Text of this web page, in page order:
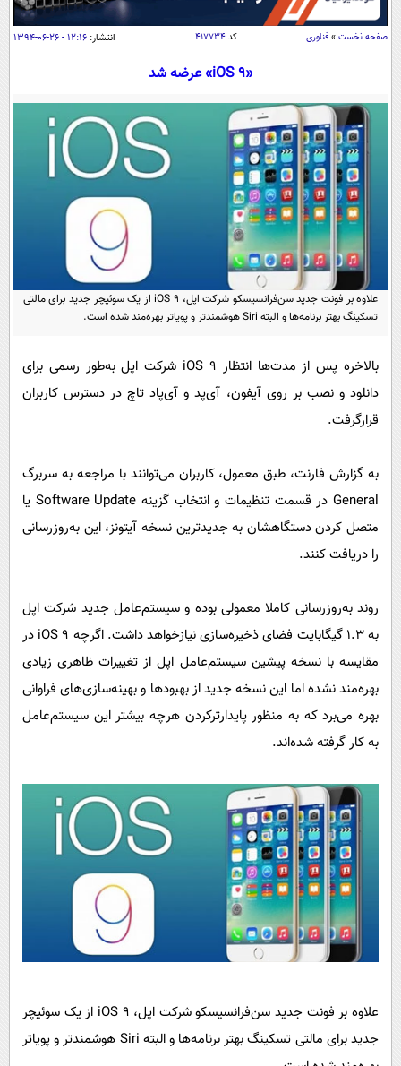
اقتصاد
اقتصادی
جامعه
فرهنگ و هنر
باشگاه مغز
اقتصاد
گوناگون
حوادث
فرهنگی
بین الملل
اجتماعی
حیات وحش
عصر ایران 2
داستان کوتاه
آشپزی
دانلود
صفحه نخست » فناوری کد ۴۱۷۷۳۴ انتشار: ۱۲:۱۶ - ۲۶-۰۶-۱۳۹۴
«9 iOS» عرضه شد
علاوه بر فونت جدید سن‌فرانسیسکو شرکت اپل، iOS 9 از یک سوئیچر جدید برای مالتی
تسکینگ بهتر برنامه‌ها و البته Siri هوشمندتر و پویاتر بهره‌مند شده است.
بالاخره پس از مدت‌ها انتظار iOS ۹ شرکت اپل به‌طور رسمی برای
دانلود و نصب بر روی آیفون، آی‌پد و آی‌پاد تاچ در دسترس کاربران
قرارگرفت.
به گزارش فارنت، طبق معمول، کاربران می‌توانند با مراجعه به سربرگ
General در قسمت تنظیمات و انتخاب گزینه Software Update یا
متصل کردن دستگاهشان به جدیدترین نسخه آیتونز، این به‌روزرسانی
را دریافت کنند.
روند به‌روزرسانی کاملا معمولی بوده و سیستم‌عامل جدید شرکت اپل
به 1.3 گیگابایت فضای ذخیره‌سازی نیازخواهد داشت. اگرچه iOS 9 در
مقایسه با نسخه‌ پیشین سیستم‌عامل اپل از تغییرات ظاهری زیادی
بهره‌مند نشده اما این نسخه جدید از بهبودها و بهینه‌سازی‌های فراوانی
بهره می‌برد که به منظور پایدارترکردن هرچه بیشتر این سیستم‌عامل
به کار گرفته‌ شده‌اند.
علاوه بر فونت جدید سن‌فرانسیسکو شرکت اپل، iOS 9 از یک سوئیچر
جدید برای مالتی تسکینگ بهتر برنامه‌ها و البته Siri هوشمندتر و پویاتر